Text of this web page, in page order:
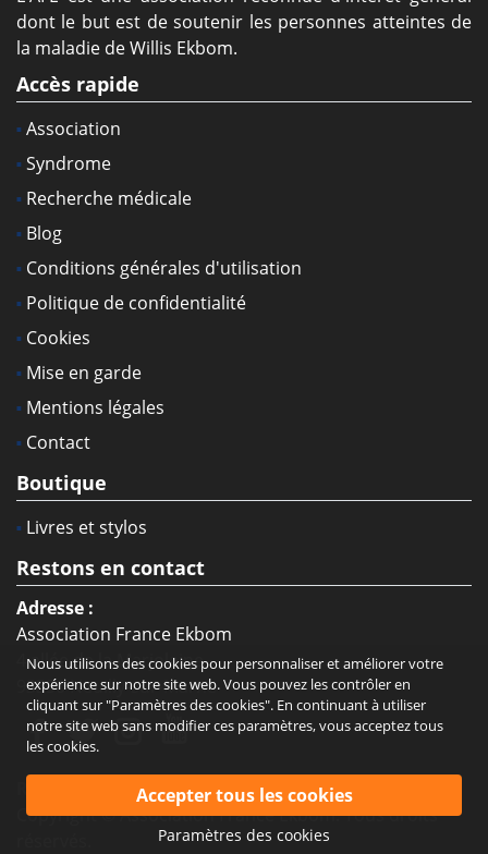
dont le but est de soutenir les personnes atteintes de
la maladie de Willis Ekbom.
Accès rapide
Association
Syndrome
Recherche médicale
Blog
Conditions générales d'utilisation
Politique de confidentialité
Cookies
Mise en garde
Mentions légales
Contact
Boutique
Livres et stylos
Restons en contact
Adresse :
Association France Ekbom
4 allée de la Marjolaine
93330 Neuilly-sur-Marne
Net Catalyst
Copyright © Association France Ekbom. Tous droits
Nous utilisons des cookies pour personnaliser et améliorer votre
expérience sur notre site web. Vous pouvez les contrôler en
cliquant sur "Paramètres des cookies". En continuant à utiliser
notre site web sans modifier ces paramètres, vous acceptez tous
les cookies.
Paramètres des cookies